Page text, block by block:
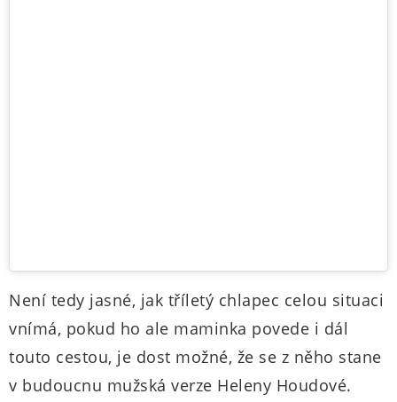
Není tedy jasné, jak tříletý chlapec celou situaci
vnímá, pokud ho ale maminka povede i dál
touto cestou, je dost možné, že se z něho stane
v budoucnu mužská verze Heleny Houdové.